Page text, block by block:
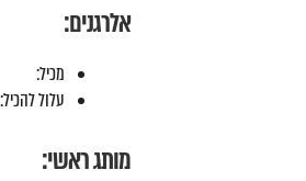
אלרגנים:
מכיל:
עלול להכיל:
מותג ראשי: